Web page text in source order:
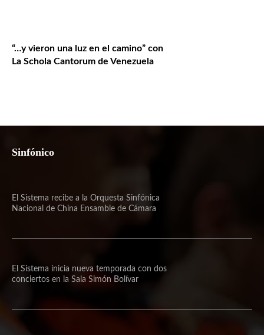
“…y vieron una luz en el camino” con
La Schola Cantorum de Venezuela
Sinfónico
El Sistema recibe a la Orquesta Sinfónica
Nacional de China Ensamble de Cámara
El Sistema inicia nueva temporada con dos
conciertos en la Sala Simón Bolívar